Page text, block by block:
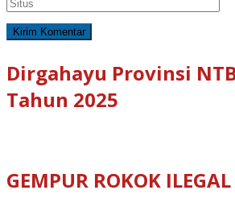
Dirgahayu Provinsi
Tahun 2025
GEMPUR ROKOK ILEGAL